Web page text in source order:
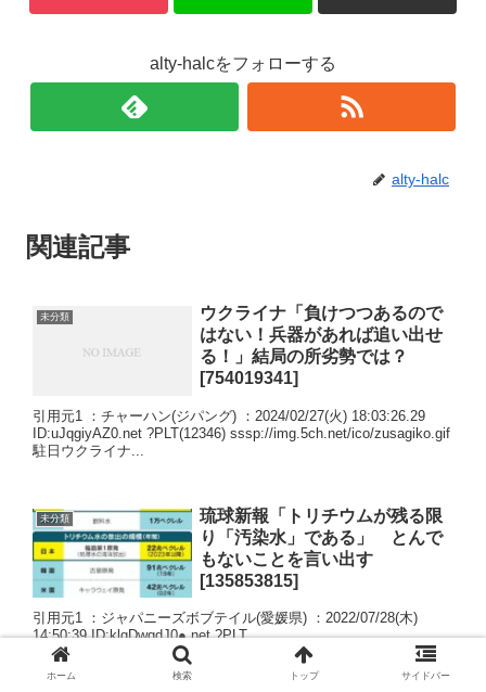
alty-halcをフォローする
alty-halc
関連記事
未分類
ウクライナ「負けつつあるので
はない！兵器があれば追い出せ
る！」結局の所劣勢では？
[754019341]
引用元1 ：チャーハン(ジパング) ：2024/02/27(火) 18:03:26.29
ID:uJqgiyAZ0.net ?PLT(12346) sssp://img.5ch.net/ico/zusagiko.gif
駐日ウクライナ...
未分類
琉球新報「トリチウムが残る限
り「汚染水」である」 とんで
もないことを言い出す
[135853815]
引用元1 ：ジャパニーズボブテイル(愛媛県) ：2022/07/28(木)
14:50:39 ID:klgDwgdJ0●.net ?PLT
sssp://img.5ch.net/premium/1372836.gif ＜社説＞原発処理...
ホーム 検索 トップ サイドバー